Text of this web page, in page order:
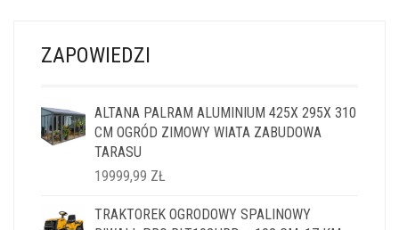
ZAPOWIEDZI
ALTANA PALRAM ALUMINIUM 425X 295X 310
CM OGRÓD ZIMOWY WIATA ZABUDOWA
TARASU
19999,99 ZŁ
TRAKTOREK OGRODOWY SPALINOWY